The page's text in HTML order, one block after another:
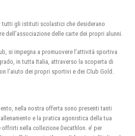
tutti gli istituti scolastici che desiderano
dell’associazione delle carte dei propri alunni.
si impegna a promuovere l’attività sportiva
in tutta Italia, attraverso la scoperta di
l’aiuto dei propri sportivi e dei Club Gold.
nella nostra offerta sono presenti tanti
e la pratica agonistica della tua
nella collezione Decathlon. e’ per